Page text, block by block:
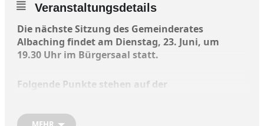
Veranstaltungsdetails
Die nächste Sitzung des Gemeinderates
Albaching findet am Dienstag, 23. Juni, um
19.30 Uhr im Bürgersaal statt.
Folgende Punkte stehen auf der